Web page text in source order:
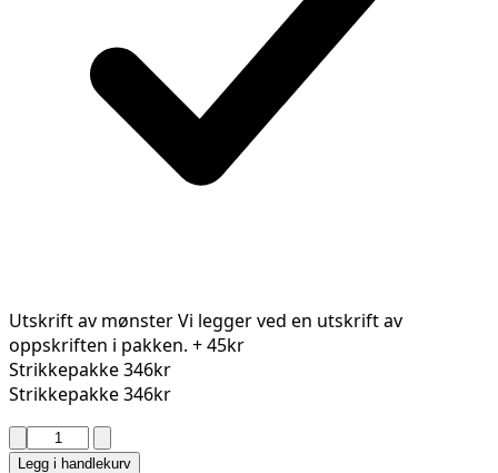
Utskrift av mønsterVi legger ved en utskrift av
oppskriften i pakken. + 45kr
Strikkepakke346kr
Strikkepakke346kr
VANILLA
TOPP
Legg i handlekurv